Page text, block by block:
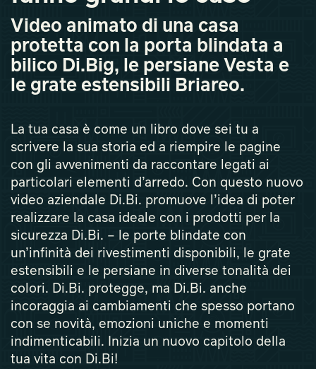
Video animato di una casa
protetta con la porta blindata a
bilico Di.Big, le persiane Vesta e
le grate estensibili Briareo.
La tua casa è come un libro dove sei tu a
scrivere la sua storia ed a riempire le pagine
con gli avvenimenti da raccontare legati ai
particolari elementi d’arredo. Con questo nuovo
video aziendale Di.Bi. promuove l’idea di poter
realizzare la casa ideale con i prodotti per la
sicurezza Di.Bi. – le porte blindate con
un’infinità dei rivestimenti disponibili, le grate
estensibili e le persiane in diverse tonalità dei
colori. Di.Bi. protegge, ma Di.Bi. anche
incoraggia ai cambiamenti che spesso portano
con se novità, emozioni uniche e momenti
indimenticabili. Inizia un nuovo capitolo della
tua vita con Di.Bi!